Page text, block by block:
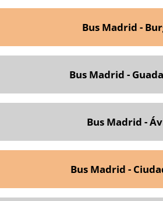
Bus Madrid -
Bus Madrid -
Bus Madrid -
Bus Madrid -